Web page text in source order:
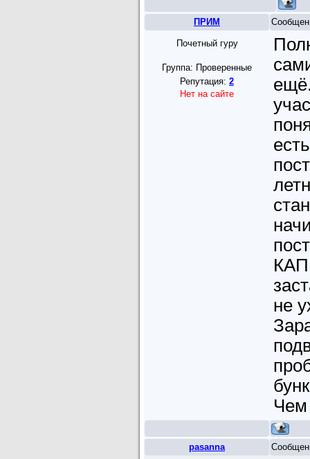
ПРИМ
Почетный гуру
Группа: Проверенные
Репутация: 2
Нет на сайте
не
Чем
pasanna